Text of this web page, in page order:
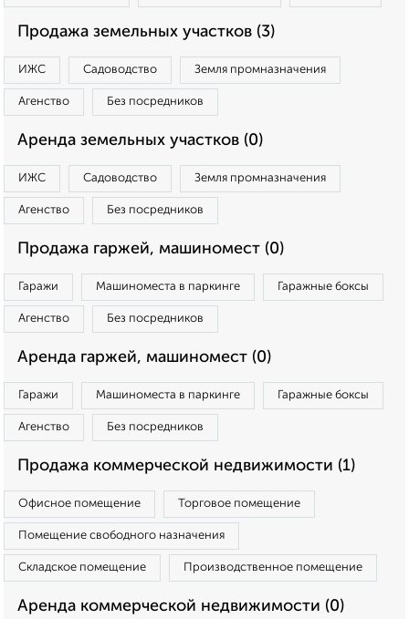
Продажа земельных участков (3)
ИЖС Садоводство Земля промназначения
Агенство Без посредников
Аренда земельных участков (0)
ИЖС Садоводство Земля промназначения
Агенство Без посредников
Продажа гаржей, машиномест (0)
Гаражи Машиноместа в паркинге Гаражные боксы
Агенство Без посредников
Аренда гаржей, машиномест (0)
Гаражи Машиноместа в паркинге Гаражные боксы
Агенство Без посредников
Продажа коммерческой недвижимости (1)
Офисное помещение Торговое помещение
Помещение свободного назначения
Складское помещение Производственное помещение
Аренда коммерческой недвижимости (0)